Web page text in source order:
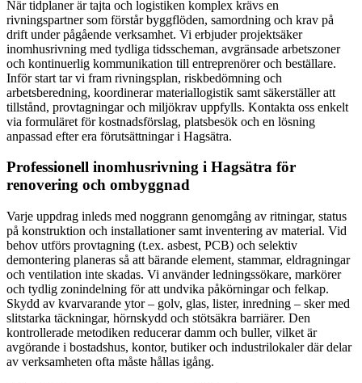
När tidplaner är tajta och logistiken komplex krävs en
rivningspartner som förstår byggflöden, samordning och krav på
drift under pågående verksamhet. Vi erbjuder projektsäker
inomhusrivning med tydliga tidsscheman, avgränsade arbetszoner
och kontinuerlig kommunikation till entreprenörer och beställare.
Inför start tar vi fram rivningsplan, riskbedömning och
arbetsberedning, koordinerar materiallogistik samt säkerställer att
tillstånd, provtagningar och miljökrav uppfylls. Kontakta oss enkelt
via formuläret för kostnadsförslag, platsbesök och en lösning
anpassad efter era förutsättningar i Hagsätra.
Professionell inomhusrivning i Hagsätra för
renovering och ombyggnad
Varje uppdrag inleds med noggrann genomgång av ritningar, status
på konstruktion och installationer samt inventering av material. Vid
behov utförs provtagning (t.ex. asbest, PCB) och selektiv
demontering planeras så att bärande element, stammar, eldragningar
och ventilation inte skadas. Vi använder ledningssökare, markörer
och tydlig zonindelning för att undvika påkörningar och felkap.
Skydd av kvarvarande ytor – golv, glas, lister, inredning – sker med
slitstarka täckningar, hörnskydd och stötsäkra barriärer. Den
kontrollerade metodiken reducerar damm och buller, vilket är
avgörande i bostadshus, kontor, butiker och industrilokaler där delar
av verksamheten ofta måste hållas igång.